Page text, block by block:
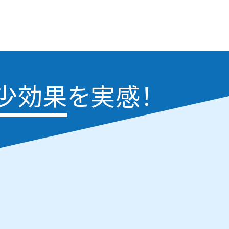
効果を実感！